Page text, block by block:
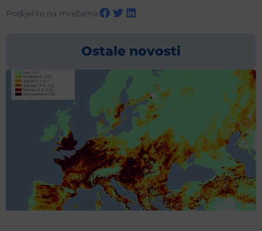
Podijelite na mrežama
Ostale novosti